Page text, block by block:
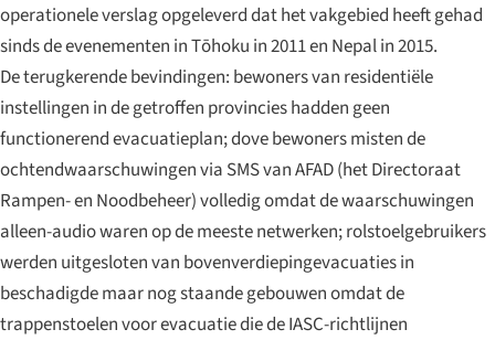
operationele verslag opgeleverd dat het vakgebied heeft gehad
sinds de evenementen in Tōhoku in 2011 en Nepal in 2015.
De terugkerende bevindingen: bewoners van residentiële
instellingen in de getroffen provincies hadden geen
functionerend evacuatieplan; dove bewoners misten de
ochtendwaarschuwingen via SMS van AFAD (het Directoraat
Rampen- en Noodbeheer) volledig omdat de waarschuwingen
alleen-audio waren op de meeste netwerken; rolstoelgebruikers
werden uitgesloten van bovenverdiepingevacuaties in
beschadigde maar nog staande gebouwen omdat de
trappenstoelen voor evacuatie die de IASC-richtlijnen